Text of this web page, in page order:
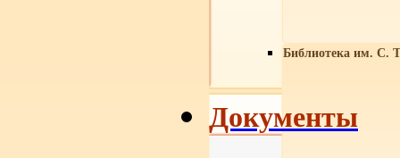
Библиотека им. С.
Документы